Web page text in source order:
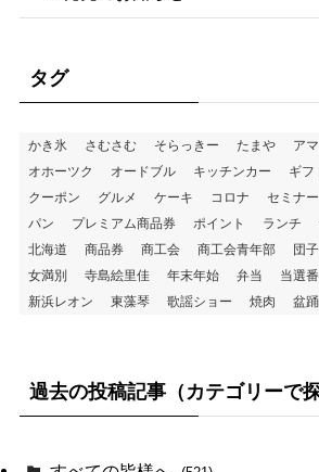
タグ
かき氷 さむさむ そらっきー たまや ア
オホーツク
オードブル キッチンカー ギフ
クーポン
グルメ ケーキ コロナ セミナー
パン
プレミアム商品券 ポイント ランチ
北海道
商品券 商工会 商工会青年部 団子
女満別
寺島絵里佳 年末年始 弁当 当選
新浜レオン
東藻琴 歌謡ショー 焼肉 盆
過去の投稿記事（カテゴリーで探